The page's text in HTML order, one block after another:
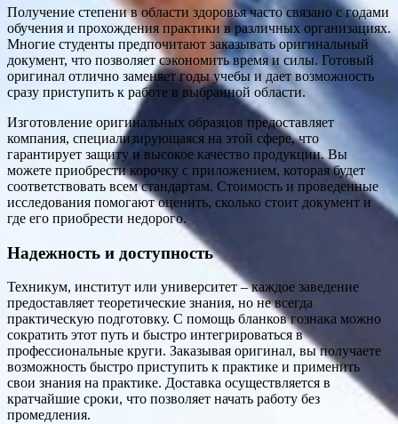
Получение степени в области здоровья часто связано с годами
обучения и прохождения практики в различных организациях.
Многие студенты предпочитают заказывать оригинальный
документ, что позволяет сэкономить время и силы. Готовый
оригинал отлично заменяет годы учебы и дает возможность
сразу приступить к работе в выбранной области.
Изготовление оригинальных образцов предоставляет
компания, специализирующаяся на этой сфере, что
гарантирует защиту и высокое качество продукции. Вы
можете приобрести корочку с приложением, которая будет
соответствовать всем стандартам. Стоимость и проведенные
исследования помогают оценить, сколько стоит документ и
где его приобрести недорого.
Надежность и доступность
Техникум, институт или университет – каждое заведение
предоставляет теоретические знания, но не всегда
практическую подготовку. С помощь бланков гознака можно
сократить этот путь и быстро интегрироваться в
профессиональные круги. Заказывая оригинал, вы получаете
возможность быстро приступить к практике и применить
свои знания на практике. Доставка осуществляется в
кратчайшие сроки, что позволяет начать работу без
промедления.